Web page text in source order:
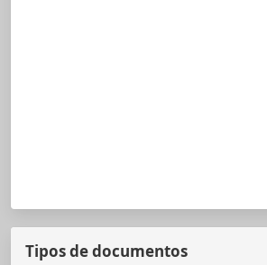
Tipos de documentos